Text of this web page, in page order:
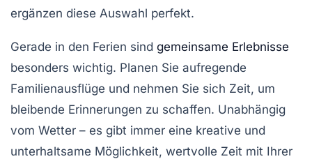
ergänzen diese Auswahl perfekt.
Gerade in den Ferien sind gemeinsame Erlebnisse
besonders wichtig. Planen Sie aufregende
Familienausflüge und nehmen Sie sich Zeit, um
bleibende Erinnerungen zu schaffen. Unabhängig
vom Wetter – es gibt immer eine kreative und
unterhaltsame Möglichkeit, wertvolle Zeit mit Ihrer